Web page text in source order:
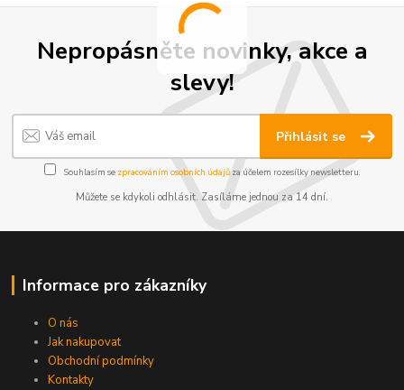
Nepropásněte novinky, akce a
slevy!
Přihlásit se
Souhlasím se zpracováním osobních údajůza účelem rozesílky newsletteru.
Můžete se kdykoli odhlásit. Zasíláme jednou za 14 dní.
Informace pro zákazníky
O nás
Jak nakupovat
Obchodní podmínky
Kontakty